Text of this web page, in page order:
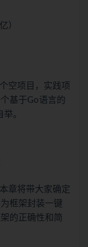
）
空项目，实践项
基于Go语言的
。
本章将带大家确定
框架封装一键
的正确性和简